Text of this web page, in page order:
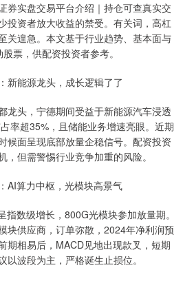
券实盘交易平台介绍｜持仓可查真实交
投资者放大收益的禁受。有关词，高杠
关遑急。本文基于行业趋势、基本面与
票，供配资投资者参考。
新能源龙头，成长逻辑了了
龙头，宁德期间受益于新能源汽车浸透
率超35%，且储能业务增速亮眼。近期
候面呈现底部放量企稳信号。配资投资
但需警惕行业竞争加重的风险。
AI算力中枢，光模块高景气
数级增长，800G光模块参加放量期。
块供应商，订单弥散，2024年净利润预
期相易后，MACD见地出现款叉，短期
波段为主，严格诞生止损位。